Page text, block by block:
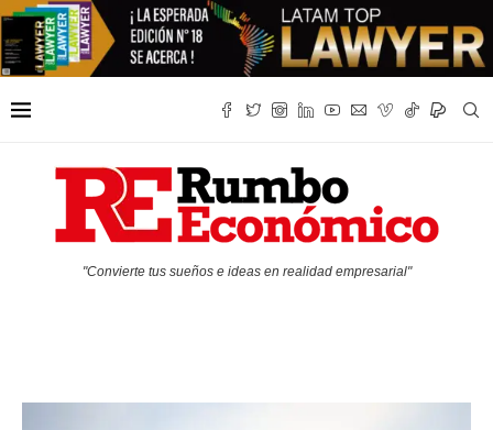
"Convierte tus sueños e ideas en realidad empresarial"